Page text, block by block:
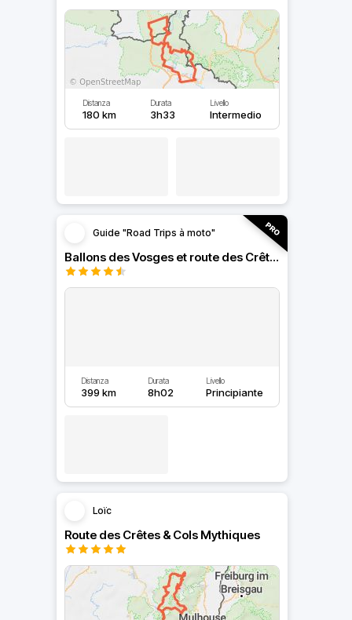
Distanza
180 km
Durata
3h33
Livello
Intermedio
Guide "Road Trips à moto"
Ballons des Vosges et route des Crêtes
Distanza
399 km
Durata
8h02
Livello
Principiante
Loïc
Route des Crêtes & Cols Mythiques